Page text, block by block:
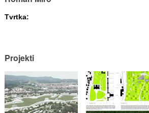
Tvrtka:
Projekti